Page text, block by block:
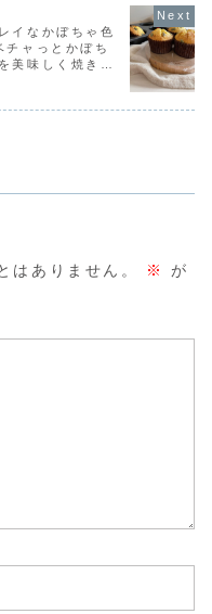
ら！ベーキングパ
ウダーを減らして
も美味しく作れる
ドクリーム
の紹介だ
材料 ♥♥
ひとつ（
ｇ...
イなかぼちゃ色
チャっとかぼち
美味しく焼きま
はありません。 ※
が